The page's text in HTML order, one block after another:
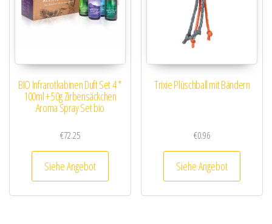
BIO Infrarotkabinen Duft Set 4 *
100ml + 50g Zirbensäckchen
Aroma Spray Set bio
€72.25
Siehe Angebot
Trixie Plüschball mit Bändern
€0.96
Siehe Angebot